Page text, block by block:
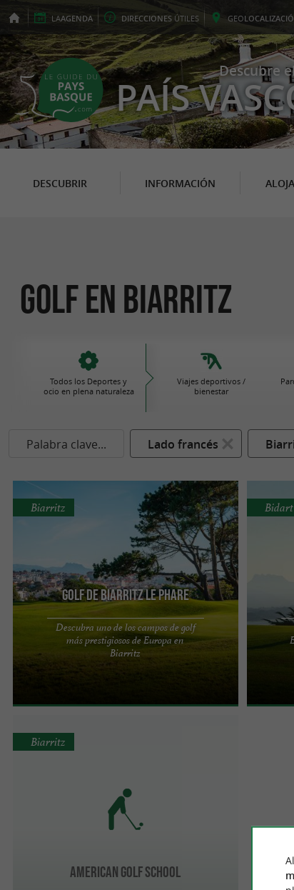
LAAGENDA DIRECCIONES ÚTILES GEO
Descubre
PAÍS
DESCUBRIR INFORMACIÓN
Golf en Biarritz
Todos los Deportes y
ocio en plena naturaleza
Viajes deportivos /
bienestar
Palabra clave... Lado francés
Golf de Biarritz le Phare
Descubra uno de los campos de golf
más prestigiosos de Europa en
Biarritz
Biarritz
El golf de Biarritz le Phare fue diseñado por el
arquitecto Willy DUNN en 1888. El recorrido, de
Bidart
Fue
American Golf School
Biarritz